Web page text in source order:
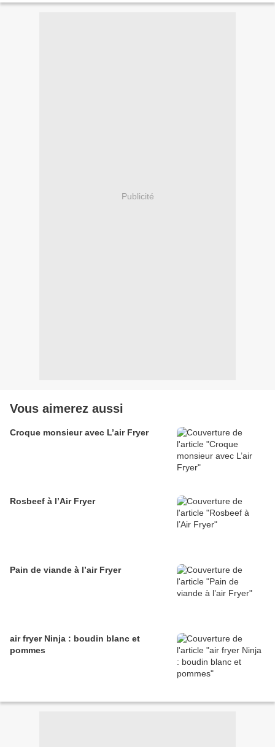
Publicité
Vous aimerez aussi
Croque monsieur avec L’air Fryer
Rosbeef à l’Air Fryer
Pain de viande à l’air Fryer
air fryer Ninja : boudin blanc et
pommes